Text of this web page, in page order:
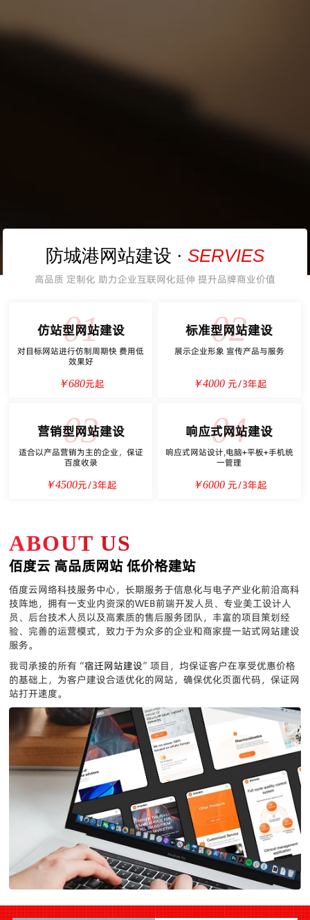
防城港网站建设 · SERVIES
高品质 定制化 助力企业互联网化延伸 提升品牌商业价值
01
仿站型网站建设
对目标网站进行仿制周期快 费用低
效果好
￥680元起
02
标准型网站建设
展示企业形象 宣传产品与服务
￥4000元/3年起
03
营销型网站建设
适合以产品营销为主的企业，保证
百度收录
￥4500元/3年起
04
响应式网站建设
响应式网站设计,电脑+平板+手机统
一管理
￥6000元/3年起
ABOUT US
佰度云 高品质网站 低价格建站
佰度云网络科技服务中心，长期服务于信息化与电子产业化前沿高科
技阵地，拥有一支业内资深的WEB前端开发人员、专业美工设计人
员、后台技术人员以及高素质的售后服务团队，丰富的项目策划经
验、完善的运营模式，致力于为众多的企业和商家提一站式网站建设
服务。
我司承接的所有“宿迁网站建设”项目，均保证客户在享受优惠价格
的基础上，为客户建设合适优化的网站，确保优化页面代码，保证网
站打开速度。